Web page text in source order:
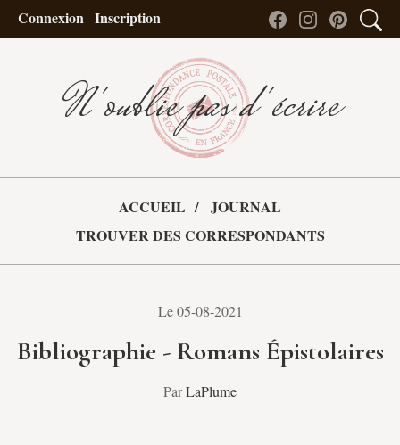
Connexion Inscription
N'oublie pas d'écrire
ACCUEIL
JOURNAL
TROUVER DES CORRESPONDANTS
Le 05-08-2021
Bibliographie - Romans Épistolaires
ParLaPlume